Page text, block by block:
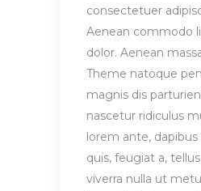
consectetuer
Aenean commodo
dolor. Aenean
Theme natoque
magnis dis
nascetur ridiculus
lorem ante, dapibus
quis, feugiat a,
viverra nulla ut